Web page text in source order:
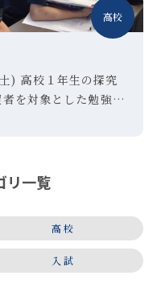
高校
) 高校１年生の探究
を対象とした勉強合
リ一覧
高校
入試